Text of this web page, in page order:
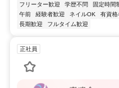
フリーター歓迎
学歴不問 固定時間
午前
経験者歓迎 ネイルOK 有資格
長期歓迎
フルタイム歓迎
正社員